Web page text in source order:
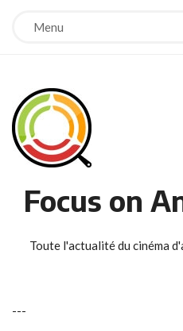
Menu
Focus on
Toute l'actualité du cinéma
---